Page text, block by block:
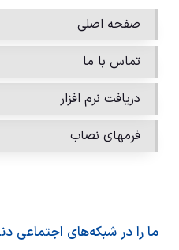
صفحه اصلی
تماس با ما
دریافت نرم افزار
فرمهای نصاب
ما را در شبکه‌های اجتماعی